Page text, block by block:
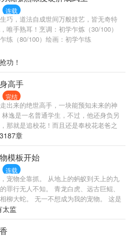
家一眼就能看出他的医学水平。可在他
，脑海中“叮”了一声。“诸天垂钓”系统开
，皆可垂钓。林绍文差点没吐血，这该
早来一分钟，他的人生就不一样了。
连载
巧，道法自成世间万般技艺，皆无奇特
唯手熟耳！烹调：初学乍炼（30/100）
练（80/100）绘画：初学乍练
）方默穿越武道世界，获得熟能生巧系
法，绘画，还是武术，只要他练就涨熟练
，无关根骨，无关悟性！这是一个关于
故事，是一个废柴通过不懈努力，最终
的旅程。
功！
高手
完结
出来的绝世高手，一块能预知未来的神
逸是一名普通学生，不过，他还身负另
那就是追校花！而且还是奉校花老爸之
很不想跟这位难伺候的大小姐打交道，
难违抗，他不得不千里迢迢的转学到了
小姐鞍前马后的当跟班……于是，史上
出现了——大小姐的贴身高手！ 看这位
致富偷小姐，开始他奉旨泡妞牛X闪闪的
有点儿纯……也有点儿小暧昧…… 【本
票了，各位如果觉得书还不错，就投一
】
章
模板开始
连载
宠物全靠抓。 从地上的蚂蚁到天上的九
罪行无人不知。 青龙白虎、远古巨鲲、
柳大蛇。 无一不想成为我的宠物。 这是
的世界，顾江在不断的捕捉、培养宠物
太监